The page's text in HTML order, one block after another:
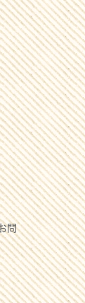
問